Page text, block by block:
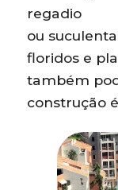
regadio
ou
floridos e
também
construção